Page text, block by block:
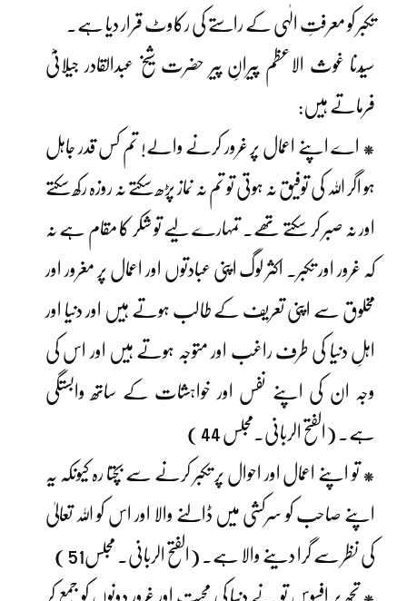
تکبر کو معرفتِ الٰہی کے راستے کی رکاوٹ قرار دیا ہے۔
سیّدنا غوث الاعظم پیرانِ پیر حضرت شیخ عبدالقادر جیلانیؓ
فرماتے ہیں:
* اے اپنے اعمال پر غرور کرنے والے! تم کس قدر جاہل
ہو اگر اللہ کی توفیق نہ ہوتی تو تم نہ نماز پڑھ سکتے نہ روزہ رکھ سکتے
اور نہ صبر کر سکتے تھے۔ تمہارے لیے تو شکر کا مقام ہے نہ
کہ غرور اور تکبر۔ اکثر لوگ اپنی عبادتوں اور اعمال پر مغرور اور
مخلوق سے اپنی تعریف کے طالب ہوتے ہیں اور دنیا اور
اہلِ دنیا کی طرف راغب اور متوجہ ہوتے ہیں اور اس کی
وجہ ان کی اپنے نفس اور خواہشات کے ساتھ وابستگی
ہے۔ (الفتح الربانی۔مجلس 44 )
* تو اپنے اعمال اور احوال پر تکبر کرنے سے بچتا رہ کیونکہ یہ
اپنے صاحب کو سرکشی میں ڈالنے والا اور اس کو اللہ تعالیٰ
کی نظر سے گرا دینے والا ہے۔ (الفتح الربانی۔ مجلس51 )
* تجھ پر افسوس تو نے دنیا کی محبت اور غرور دونوں کو جمع کر